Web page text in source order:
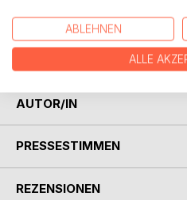
"Willi Hummel" - ein
AUTOR/IN
PRESSESTIMMEN
REZENSIONEN
ABLEHNEN
ALLE